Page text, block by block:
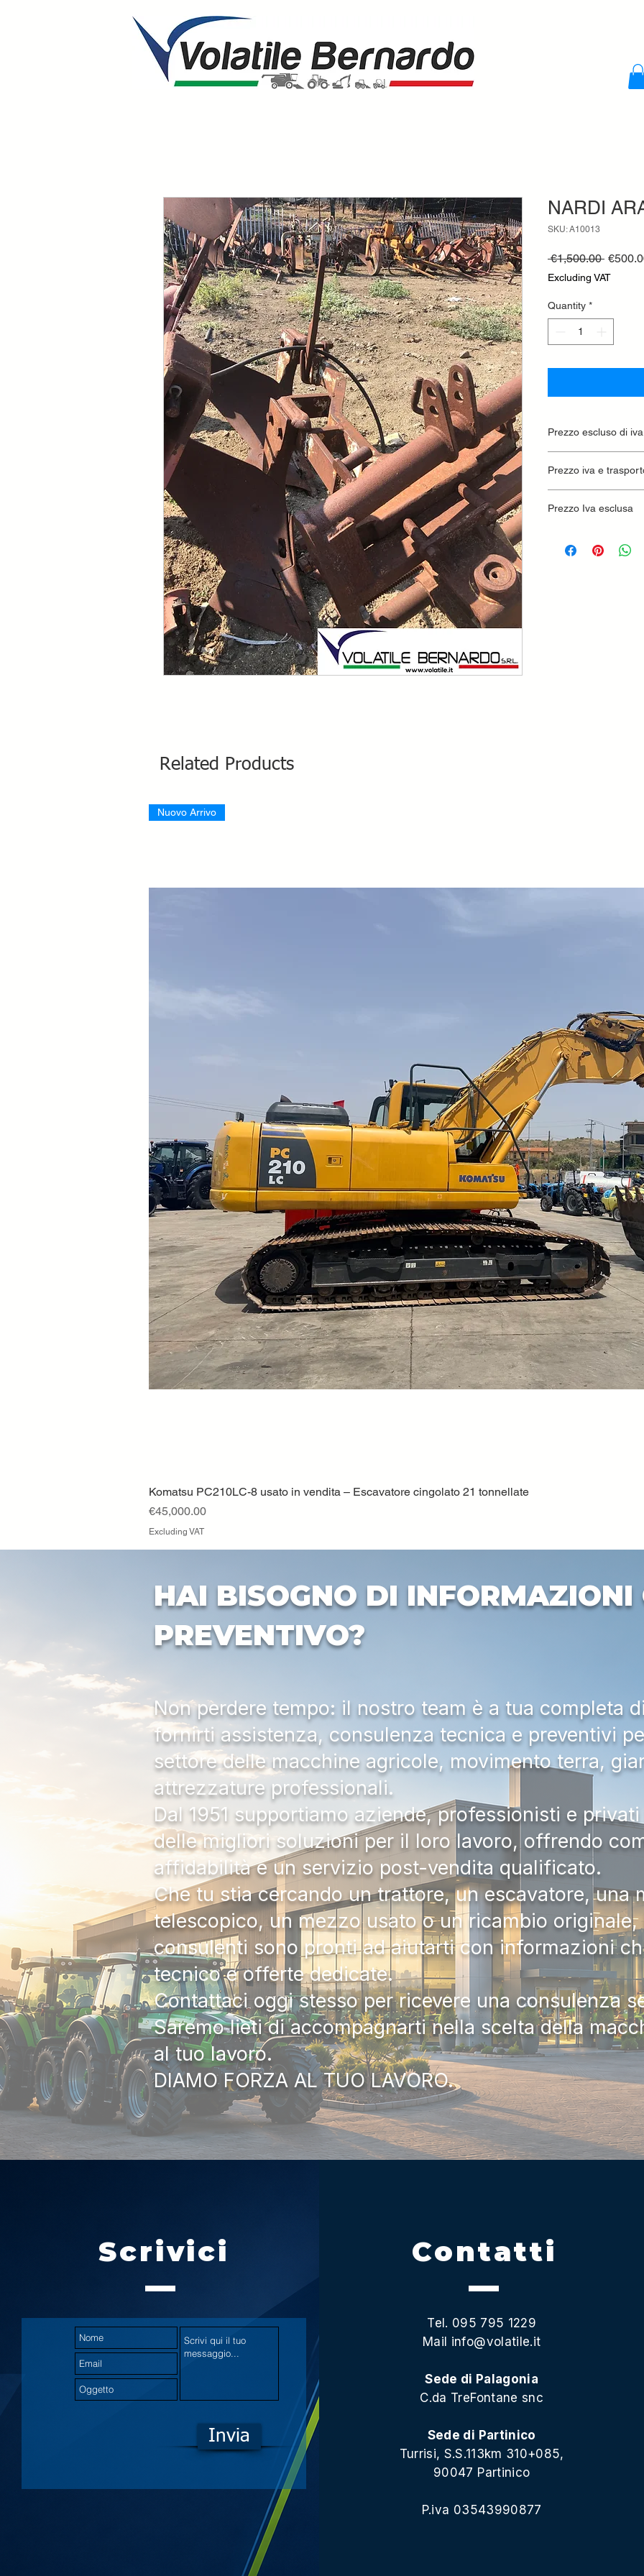
NARDI
SKU: A10013
€1,500.00 Regular
Price
Excluding VAT
Quantity *
Prezzo escluso di iva.
Prezzo iva e
Prezzo Iva esclusa
Related Products
Quick View
Nuovo Arrivo
Komatsu PC210LC-8 usato in vendita – Escavatore cingolato 21 tonnellate
Price
€45,000.00
Excluding VAT
HAI BISOGNO DI INFORMAZIONI
PREVENTIVO?
Non perdere tempo: il nostro team è a tua completa
fornirti assistenza, consulenza tecnica e preventivi
settore delle macchine agricole, movimento terra,
attrezzature professionali.
Dal 1951 supportiamo aziende, professionisti e
delle migliori soluzioni per il loro lavoro, offrendo
affidabilità e un servizio post-vendita qualificato.
Che tu stia cercando un trattore, un escavatore, una
telescopico, un mezzo usato o un ricambio
consulenti sono pronti ad aiutarti con informazioni
tecnico e offerte dedicate.
Contattaci oggi stesso per ricevere una consulenza
Saremo lieti di accompagnarti nella scelta della
al tuo lavoro.
DIAMO FORZA AL TUO LAVORO.
Scrivici
Invia
Contatti
Tel. 095 795 1229
Mail info@volatile.it
Sede di Palagonia
C.da TreFontane snc
Sede di Partinico
Turrisi, S.S.113km 310+085,
90047 Partinico
P.iva 03543990877